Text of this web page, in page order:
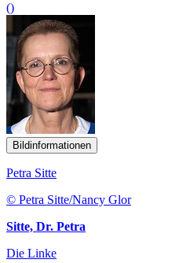
()
Bildinformationen
Petra Sitte
© Petra Sitte/Nancy Glor
Sitte, Dr. Petra
Die Linke